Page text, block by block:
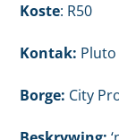
Koste: R50
Kontak:
Borge: City